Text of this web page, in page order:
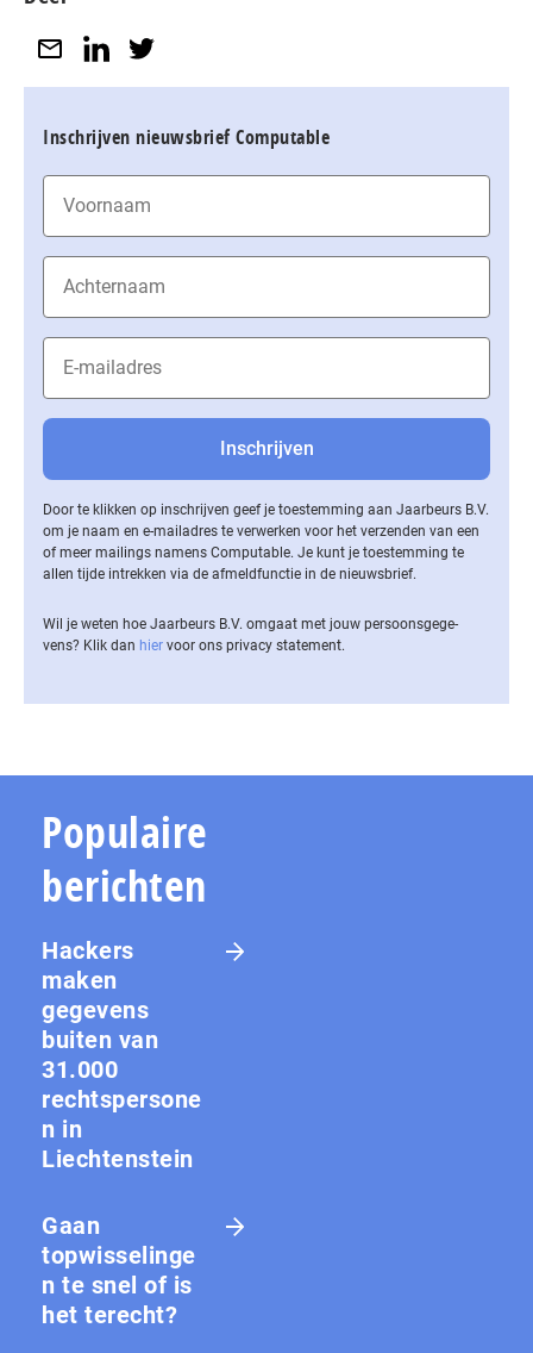
Inschrijven nieuwsbrief Computable
Door te klikken op inschrijven geef je toestemming aan Jaarbeurs B.V.
om je naam en e-mailadres te verwerken voor het verzenden van een
of meer mailings namens Computable. Je kunt je toestemming te
allen tijde intrekken via de af­meld­func­tie in de nieuwsbrief.
Wil je weten hoe Jaarbeurs B.V. omgaat met jouw per­soons­ge­ge­
vens? Klik dan hier voor ons privacy statement.
Populaire
berichten
Hackers
maken
gegevens
buiten van
31.000
rechtspersone
n in
Liechtenstein
Gaan
topwisselinge
n te snel of is
het terecht?